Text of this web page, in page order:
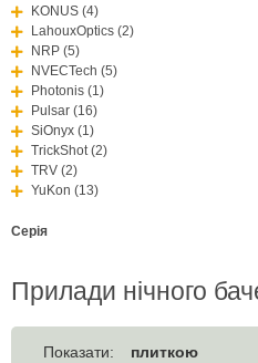
KONUS (4)
LahouxOptics (2)
NRP (5)
NVECTech (5)
Photonis (1)
Pulsar (16)
SiOnyx (1)
TrickShot (2)
TRV (2)
YuKon (13)
Серія
Прилади нічного
Показати:
плиткою